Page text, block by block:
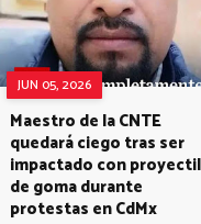
JUN 05, 2026
Maestro de la CNTE
quedará ciego tras ser
impactado con proyectil
de goma durante
protestas en CdMx